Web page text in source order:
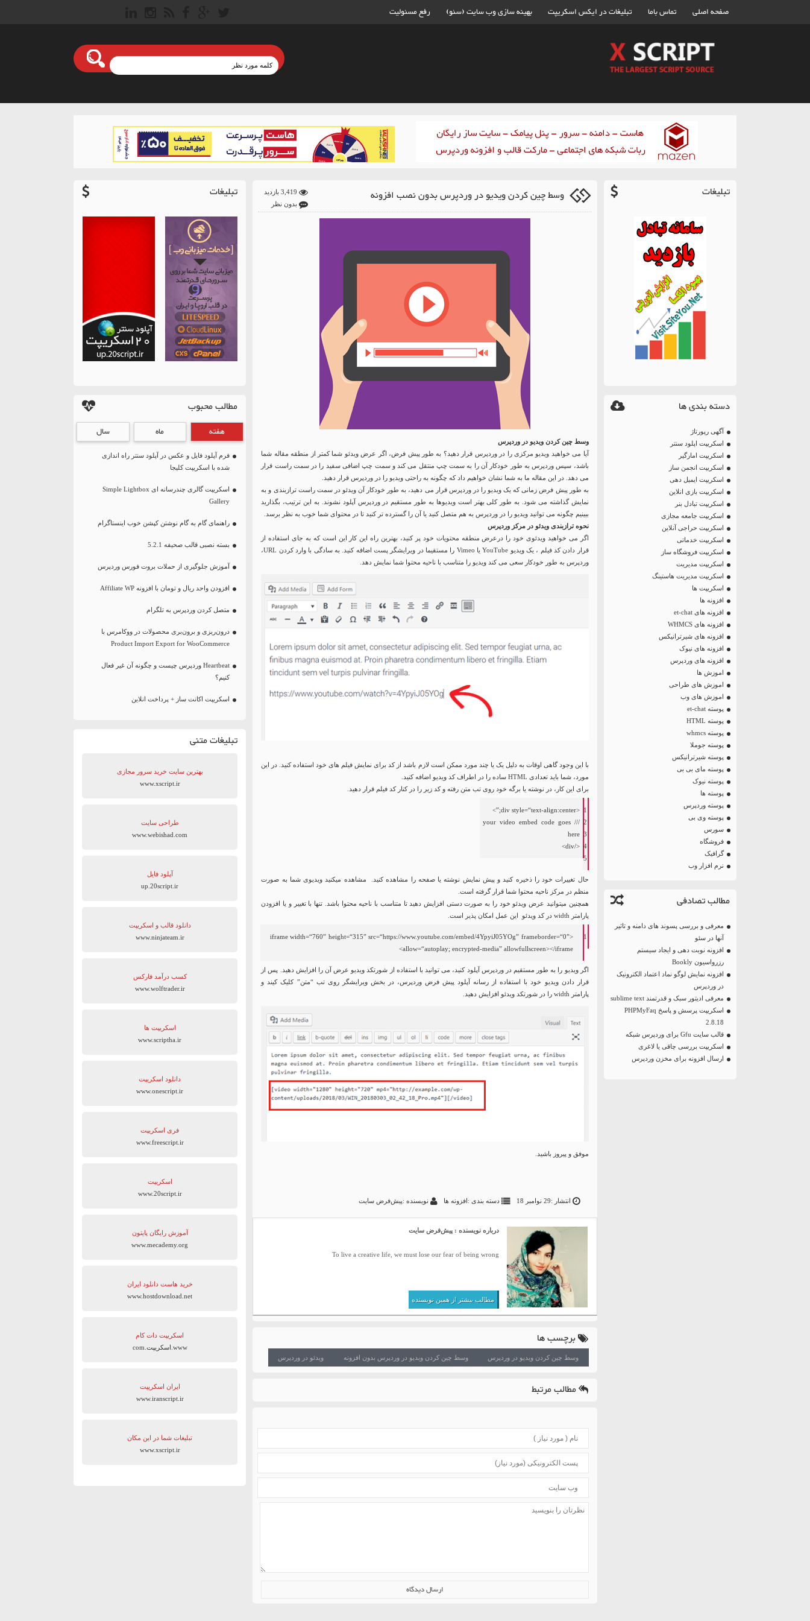
صفحه اصلی تماس باما تبلیغات در ایکس اسکریپت بهینه سازی وب سایت (سئو) رفع مسئولیت
تبلیغات
دسته بندی ها
آگهی رپورتاژ
اسکریپت اپلود سنتر
اسکریپت امارگیر
اسکریپت انجمن ساز
اسکریپت ایمیل دهی
اسکریپت بازی انلاین
اسکریپت تبادل بنر
اسکریپت جامعه مجازی
اسکریپت حراجی آنلاین
اسکریپت خدماتی
اسکریپت فروشگاه ساز
اسکریپت مدیریت
اسکریپت مدیریت هاستینگ
اسکریپت ها
افزونه ها
افزونه های et-chat
افزونه های WHMCS
افزونه های شیرترانیکس
افزونه های نیوک
افزونه های وردپرس
اموزش ها
اموزش های طراحی
اموزش های وب
پوسته et-chat
پوسته HTML
پوسته whmcs
پوسته جوملا
پوسته شیرترانیکس
پوسته مای بی بی
پوسته نیوک
پوسته ها
پوسته وردپرس
پوسته وی بی
سورس
فروشگاه
گرافیک
نرم افزار وب
مطالب تصادفی
معرفی و بررسی پسوند های دامنه و تاثیر
آنها در سئو
افزونه نوبت دهی و ایجاد سیستم
رزرواسیون Bookly
افزونه نمایش لوگو نماد اعتماد الکترونیک
در وردپرس
معرفی ادیتور سبک و قدرتمند sublime text
اسکریپت پرسش و پاسخ PHPMyFaq
2.8.18
قالب سایت Gfu برای وردپرس شبکه
اسکریپت بررسی چاقی یا لاغری
ارسال افزونه برای مخزن وردپرس
وسط چین کردن ویدیو در وردپرس بدون نصب افزونه
بدون نظر
وسط چین کردن ویدیو در وردپرس
آیا می خواهید ویدیو مرکزی را در وردپرس قرار دهید؟ به طور پیش فرض، اگر عرض ویدئو شما کمتر از منطقه مقاله شما
باشد، سپس وردپرس به طور خودکار آن را به سمت چپ منتقل می کند و سمت چپ اضافی سفید را در سمت راست قرار
می دهد. در این مقاله ما به شما نشان خواهیم داد که چگونه به راحتی ویدیو را در وردپرس قرار دهید.
به طور پیش فرض زمانی که یک ویدیو را در وردپرس قرار می دهید، به طور خودکار آن ویدئو در سمت راست ترازبندی و به
نمایش گذاشته می شود. به طور کلی بهتر است ویدیوها به طور مستقیم در وردپرس آپلود نشوند. به این ترتیب، بگذارید
ببینیم چگونه می توانید ویدیو را در وردپرس به هم متصل کنید یا آن را گسترده تر کنید تا در محتوای شما خوب به نظر برسد.
نحوه ترازبندی ویدئو در مرکز وردپرس
اگر می خواهید ویدئوی خود را درعرض منطقه محتویات خود پر کنید، بهترین راه این کار این است که به جای استفاده از
قرار دادن کد فیلم ، یک ویدیو YouTube یا Vimeo را مستقیما در ویرایشگر پست اضافه کنید. به سادگی با وارد کردن URL،
وردپرس به طور خودکار سعی می کند ویدیو را متناسب با ناحیه محتوا شما نمایش دهد.
با این وجود گاهی اوقات به دلیل یک یا چند مورد ممکن است لازم باشد از کد برای نمایش فیلم های خود استفاده کنید. در این
مورد، شما باید تعدادی HTML ساده را در اطراف کد ویدیو اضافه کنید.
برای این کار، در نوشته یا برگه خود روی تب متن رفته و کد زیر را در کنار کد فیلم قرار دهید.
1
2
3
4
5
<
div style=“text-align:center;”
>
/// your video embed code goes
here
<
/
div
>
حال تغییرات خود را ذخیره کنید و پیش نمایش نوشته یا صفحه را مشاهده کنید. مشاهده میکنید ویدیوی شما به صورت
منظم در مرکز ناحیه محتوا شما قرار گرفته است.
همچنین میتوانید عرض ویدئو خود را به صورت دستی افزایش دهید تا متناسب با ناحیه محتوا باشد. تنها با تغییر و یا افزودن
پارامتر width در کد ویدئو این عمل امکان پذیر است.
1
<
iframewidth=“760” height=“315” src=“https://www.youtube.com/embed/4YpyiJ05YOg” frameborder=“0”
allow=“autoplay; encrypted-media” allowfullscreen></iframe
>
اگر ویدیو را به طور مستقیم در وردپرس آپلود کنید، می توانید با استفاده از شورتکد ویدیو عرض آن را افزایش دهید. پس از
قرار دادن ویدیو خود با استفاده از رسانه آپلود پیش فرض وردپرس، در بخش ویرایشگر روی تب “متن” کلیک کیند و
پارامتر width را در شورتکد ویدئو افزایش دهید.
موفق و پیروز باشید.
انتشار :29 نوامبر 18 دسته بندی :افزونه ها نویسنده :پیش‌فرض سایت
درباره نویسنده : پیش‌فرض سایت
To live a creative life, we must lose our fear of being wrong
مطالب بیشتر از همین نویسنده
برچسب ها
وسط چین کردن ویدیو در وردپرس وسط چین کردن ویدیو در وردپرس بدون افزونه ویدئو در وردپرس
مطالب مرتبط
تبلیغات
مطالب محبوب
هفته ماه سال
فرم آپلود فایل و عکس در آپلود سنتر راه اندازی
شده با اسکریپت کلیجا
اسکریپت گالری چندرسانه ای Simple Lightbox
Gallery
راهنمای گام به گام نوشتن کپشن خوب اینستاگرام
بسته نصبی قالب صحیفه 5.2.1
آموزش جلوگیری از حملات بروت فورس وردپرس
افزودن واحد ریال و تومان با افزونه Affiliate WP
متصل کردن وردپرس به تلگرام
درون‌ریزی و برون‌بری محصولات در ووکامرس با
Product Import Export for WooCommerce
Heartbeat وردپرس چیست و چگونه آن غیر فعال
کنیم؟
اسکریپت اکانت ساز + پرداخت انلاین
تبلیغات متنی
بهترین سایت‌ خرید سرور مجازی
www.xscript.ir
طراحی سایت
www.webishad.com
آپلود فایل
up.20script.ir
دانلود قالب و اسکریپت
www.ninjateam.ir
کسب درآمد فارکس
www.wolftrader.ir
اسکریپت ها
www.scriptha.ir
دانلود اسکریپت
www.onescript.ir
فری اسکریپت
www.freescript.ir
اسکریپت
www.20script.ir
آموزش رایگان پایتون
www.mecademy.org
خرید هاست دانلود ایران
www.hostdownload.net
اسکریپت دات کام
www.اسکریپت.com
ایران اسکریپت
www.iranscript.ir
تبلیغات شما در این مکان
www.xscript.ir